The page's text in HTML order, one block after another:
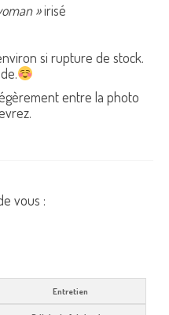
»irisé
si rupture de stock.
entre la photo
vous :
Entretien